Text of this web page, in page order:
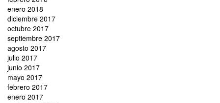
enero 2018
diciembre 2017
octubre 2017
septiembre 2017
agosto 2017
julio 2017
junio 2017
mayo 2017
febrero 2017
enero 2017